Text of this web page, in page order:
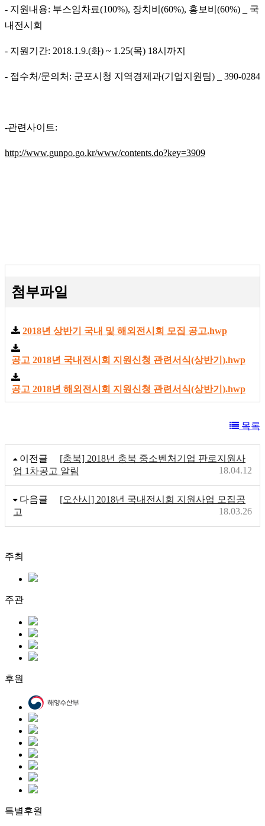
- 지원내용: 부스임차료(100%), 장치비(60%), 홍보비(60%) _ 국
내전시회
- 지원기간: 2018.1.9.(화) ~ 1.25(목) 18시까지
- 접수처/문의처: 군포시청 지역경제과(기업지원팀) _ 390-0284
-관련사이트:
http://www.gunpo.go.kr/www/contents.do?key=3909
첨부파일
2018년 상반기 국내 및 해외전시회 모집 공고.hwp
공고 2018년 국내전시회 지원신청 관련서식(상반기).hwp
공고 2018년 해외전시회 지원신청 관련서식(상반기).hwp
목록
이전글
[충북] 2018년 충북 중소벤처기업 판로지원사
업 1차공고 알림
18.04.12
다음글
[오산시] 2018년 국내전시회 지원사업 모집공
고
18.03.26
주최
주관
후원
특별후원